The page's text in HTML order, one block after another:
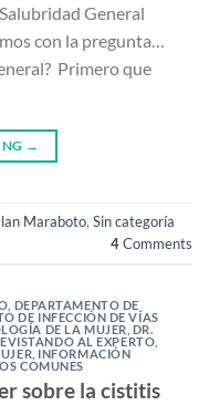
General
con la pregunta…
Primero que
→
Maraboto, Sin categoría
4Comments
DEPARTAMENTO DE
DE INFECCIÓN DE VÍAS
DE LA MUJER DR.
AL EXPERTO
INFORMACIÓN
COMUNES
sobre la cistitis